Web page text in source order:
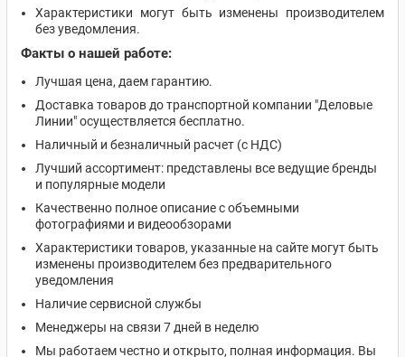
Характеристики могут быть изменены производителем
без уведомления.
Факты о нашей работе:
Лучшая цена, даем гарантию.
Доставка товаров до транспортной компании "Деловые
Линии" осуществляется бесплатно.
Наличный и безналичный расчет (с НДС)
Лучший ассортимент: представлены все ведущие бренды
и популярные модели
Качественно полное описание с объемными
фотографиями и видеообзорами
Характеристики товаров, указанные на сайте могут быть
изменены производителем без предварительного
уведомления
Наличие сервисной службы
Менеджеры на связи 7 дней в неделю
Мы работаем честно и открыто, полная информация. Вы